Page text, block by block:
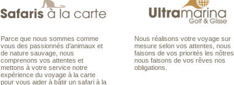
Parce que nous sommes comme
vous des passionnés d’animaux et
de nature sauvage, nous
comprenons vos attentes et
mettons à votre service notre
expérience du voyage à la carte
pour vous aider à bâtir un safari à la
Nous réalisons votre voyage sur
mesure selon vos attentes, nous
faisons de vos priorités les nôtres,
nous faisons de vos rêves nos
obligations.